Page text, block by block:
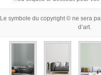
Le symbole du copyright © ne sera
d’art.